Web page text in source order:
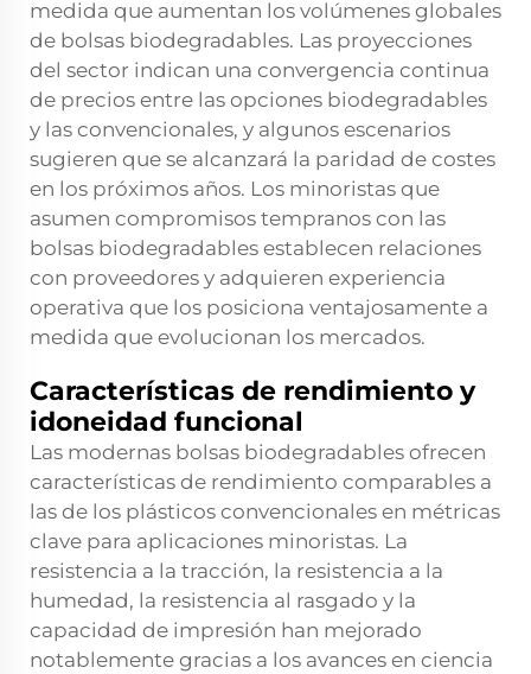
medida que aumentan los volúmenes globales
de bolsas biodegradables. Las proyecciones
del sector indican una convergencia continua
de precios entre las opciones biodegradables
y las convencionales, y algunos escenarios
sugieren que se alcanzará la paridad de costes
en los próximos años. Los minoristas que
asumen compromisos tempranos con las
bolsas biodegradables establecen relaciones
con proveedores y adquieren experiencia
operativa que los posiciona ventajosamente a
medida que evolucionan los mercados.
Características de rendimiento y
idoneidad funcional
Las modernas bolsas biodegradables ofrecen
características de rendimiento comparables a
las de los plásticos convencionales en métricas
clave para aplicaciones minoristas. La
resistencia a la tracción, la resistencia a la
humedad, la resistencia al rasgado y la
capacidad de impresión han mejorado
notablemente gracias a los avances en ciencia